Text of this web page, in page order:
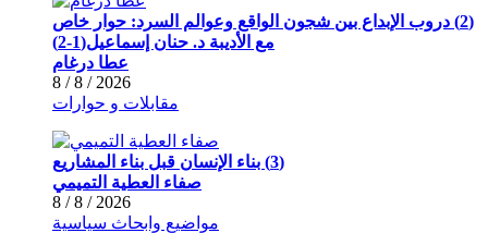
(2) دروب الإبداع بين شجون الواقع وعوالم السرد: حوار خاص
مع الأديبة د. حنان إسماعيل(1-2)
عطا درغام
2026 / 8 / 8
مقابلات و حوارات
(3) بناء الإنسان قبل بناء المشاريع
صفاء العطية التميمي
2026 / 8 / 8
مواضيع وابحاث سياسية